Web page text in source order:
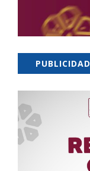
PUBLICIDAD